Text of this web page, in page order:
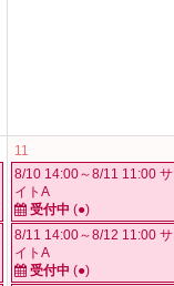
11
8/10 14:00～8/11 11:00 サ
イトA
受付中 (●)
8/11 14:00～8/12 11:00 サ
イトA
受付中 (●)